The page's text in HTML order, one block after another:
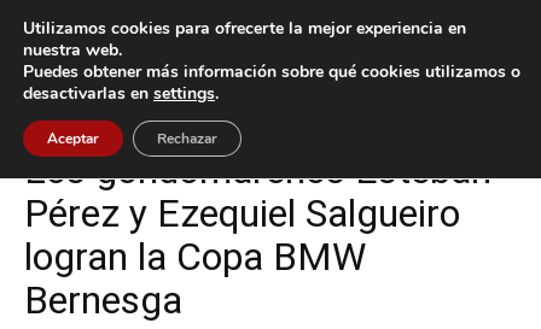
Inicio Deportes
Deportes Gondomar
Los gondomareños Esteban
Pérez y Ezequiel Salgueiro
logran la Copa BMW
Bernesga
Utilizamos cookies para ofrecerte la mejor experiencia en
nuestra web.
Puedes obtener más información sobre qué cookies utilizamos o
desactivarlas en settings.
Aceptar Rechazar